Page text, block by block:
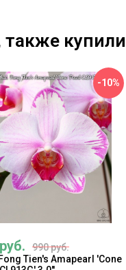
также купили
-10%
990 руб.
Tien's Amapearl 'Cone